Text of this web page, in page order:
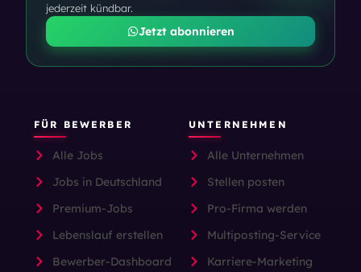
jederzeit kündbar.
Jetzt abonnieren
FÜR BEWERBER
Alle Jobs
Jobs in Deutschland
Premium-Jobs
Lebenslauf erstellen
Bewerber-Dashboard
UNTERNEHMEN
Alle Unternehmen
Stellen posten
Pro-Firma werden
Multiposting-Service
Karriere-Marketing